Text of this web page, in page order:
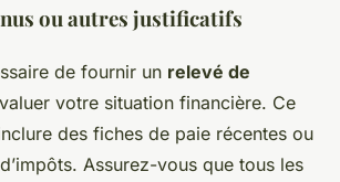
ou autres justificatifs
de fournir un relevé de
votre situation financière. Ce
des fiches de paie récentes ou
Assurez-vous que tous les